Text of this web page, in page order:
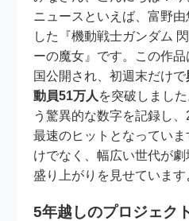
ニュースといえば、富野
した『機動戦士ガンダム
ーの魔女』です。この作
国公開され、初週末だけで
動員51万人 を突破しまし
う驚異的な数字を記録し
最速のヒットとなっていま
けでなく、幅広い世代が
盛り上がりを見せています
5年越しのプロジェク